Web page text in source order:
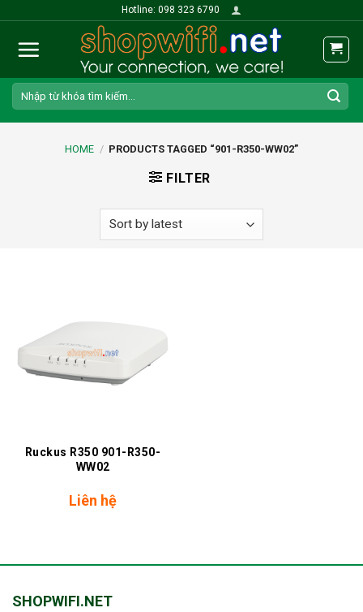
content
Hotline: 098 323 6790
Search
for:
HOME / PRODUCTS TAGGED “901-R350-WW02”
FILTER
Ruckus R350 901-R350-
WW02
Liên hệ
SHOPWIFI.NET